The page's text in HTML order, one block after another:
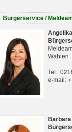
Bürgerservice /
Wahlen
Tel.:
e-mail: